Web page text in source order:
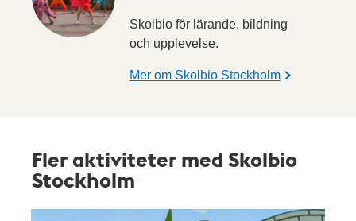
Skolbio för lärande, bildning
och upplevelse.
Mer om Skolbio Stockholm
Fler aktiviteter med Skolbio
Stockholm